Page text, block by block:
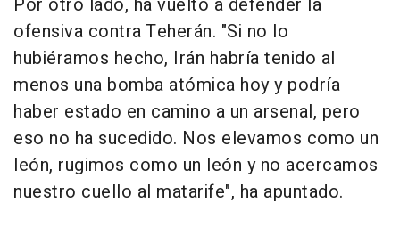
Por otro lado, ha vuelto a defender la
ofensiva contra Teherán. "Si no lo
hubiéramos hecho, Irán habría tenido al
menos una bomba atómica hoy y podría
haber estado en camino a un arsenal, pero
eso no ha sucedido. Nos elevamos como un
león, rugimos como un león y no acercamos
nuestro cuello al matarife", ha apuntado.